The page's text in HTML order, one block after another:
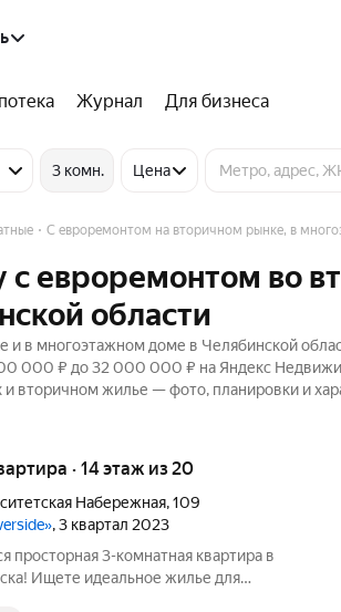
Журнал Для бизнеса
3 комн. Цена
С евроремонтом на вторичном рынке, в
евроремонтом во
области
и в многоэтажном доме в Челябинской
000 ₽ до 32 000 000 ₽ на Яндекс
вторичном жилье — фото, планировки и
· 14 этаж из 20
Набережная,109
, 3 квартал 2023
просторная 3-комнатная квартира в
Ищете идеальное жилье для